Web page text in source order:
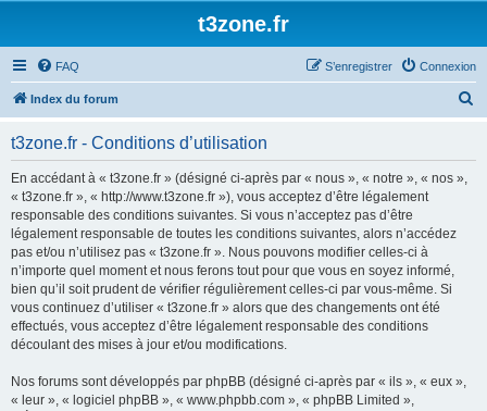
t3zone.fr
FAQ Connexion
S’enregistrer
Index du forum
t3zone.fr - Conditions d’utilisation
En accédant à « t3zone.fr » (désigné ci-après par « nous », « notre », « nos »,
« t3zone.fr », « http://www.t3zone.fr »), vous acceptez d’être légalement
responsable des conditions suivantes. Si vous n’acceptez pas d’être
légalement responsable de toutes les conditions suivantes, alors n’accédez
pas et/ou n’utilisez pas « t3zone.fr ». Nous pouvons modifier celles-ci à
n’importe quel moment et nous ferons tout pour que vous en soyez informé,
bien qu’il soit prudent de vérifier régulièrement celles-ci par vous-même. Si
vous continuez d’utiliser « t3zone.fr » alors que des changements ont été
effectués, vous acceptez d’être légalement responsable des conditions
découlant des mises à jour et/ou modifications.
Nos forums sont développés par phpBB (désigné ci-après par « ils », « eux »,
« leur », « logiciel phpBB », « www.phpbb.com », « phpBB Limited »,